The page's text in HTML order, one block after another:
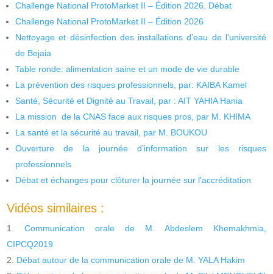
Challenge National ProtoMarket II – Édition 2026. Débat
Challenge National ProtoMarket II – Édition 2026
Nettoyage et désinfection des installations d’eau de l’université
de Bejaia
Table ronde: alimentation saine et un mode de vie durable
La prévention des risques professionnels, par: KAIBA Kamel
Santé, Sécurité et Dignité au Travail, par : AIT YAHIA Hania
La mission de la CNAS face aux risques pros, par M. KHIMA
La santé et la sécurité au travail, par M. BOUKOU
Ouverture de la journée d’information sur les risques
professionnels
Débat et échanges pour clôturer la journée sur l’accréditation
Vidéos similaires :
Communication orale de M. Abdeslem Khemakhmia,
CIPCQ2019
Débat autour de la communication orale de M. YALA Hakim